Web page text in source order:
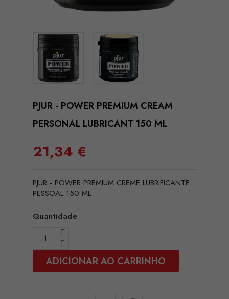
PJUR - POWER PREMIUM CREAM
PERSONAL LUBRICANT 150 ML
21,34 €
PJUR - POWER PREMIUM CREME LUBRIFICANTE
PESSOAL 150 ML
Quantidade
ADICIONAR AO CARRINHO